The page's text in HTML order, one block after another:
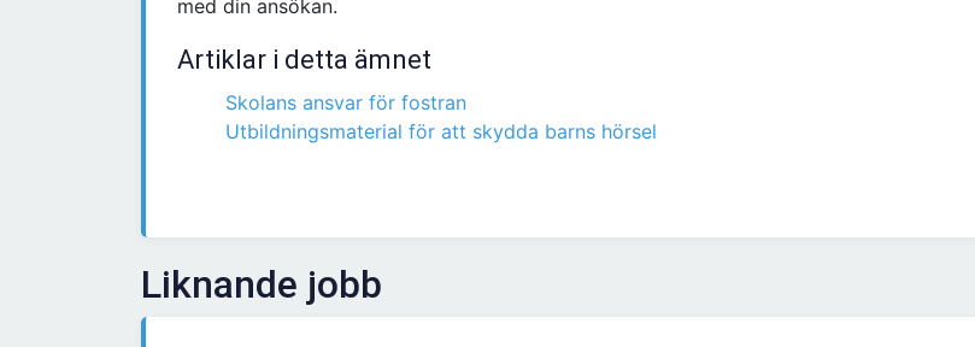
med din ansökan.
Artiklar i detta ämnet
Skolans ansvar för fostran
Utbildningsmaterial för att skydda barns hörsel
Liknande jobb